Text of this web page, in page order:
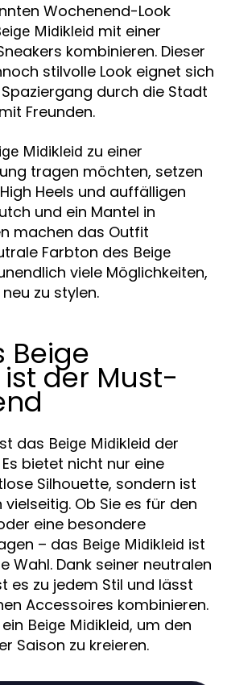
Wochenend-Look
Midikleid mit einer
kombinieren. Dieser
stilvolle Look eignet sich
durch die Stadt
Freunden.
Midikleid zu einer
tragen möchten, setzen
Heels und auffälligen
und ein Mantel in
machen das Outfit
Farbton des Beige
viele Möglichkeiten,
zu stylen.
Beige
der Must-
das Beige Midikleid der
bietet nicht nur eine
Silhouette, sondern ist
Ob Sie es für den
eine besondere
– das Beige Midikleid ist
Wahl. Dank seiner neutralen
es zu jedem Stil und lässt
Accessoires kombinieren.
Beige Midikleid, um den
Saison zu kreieren.